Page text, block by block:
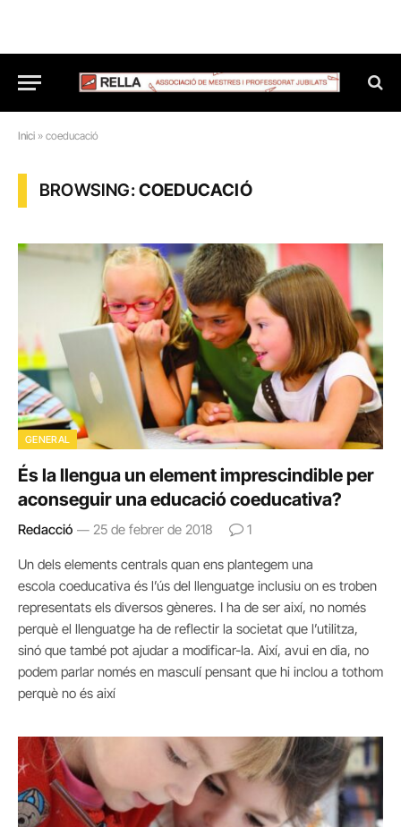
Inici » coeducació
BROWSING:COEDUCACIÓ
GENERAL
És la llengua un element imprescindible per
aconseguir una educació coeducativa?
Redacció 25 de febrer de 2018 1
Un dels elements centrals quan ens plantegem una
escola coeducativa és l’ús del llenguatge inclusiu on es troben
representats els diversos gèneres. I ha de ser així, no només
perquè el llenguatge ha de reflectir la societat que l’utilitza,
sinó que també pot ajudar a modificar-la. Així, avui en dia, no
podem parlar només en masculí pensant que hi inclou a tothom
perquè no és així